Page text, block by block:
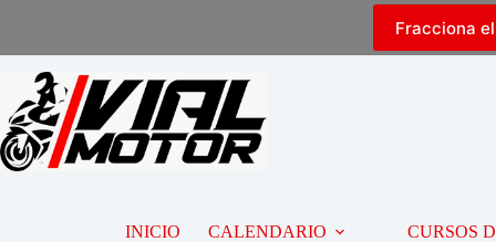
Fracciona
INICIO CALENDARIO CURSOS